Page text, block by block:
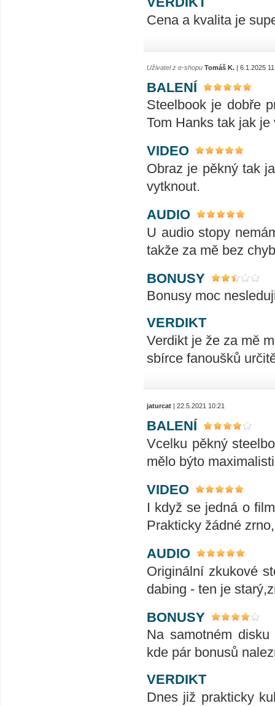
Cena a kvalita je
Uživatel z e-shopu Tomáš K. | 6.1.2025
BALENÍ
Steelbook je dobře
Tom Hanks tak jak
VIDEO
Obraz je pěkný tak
vytknout.
AUDIO
U audio stopy
takže za mě bez
BONUSY
Bonusy moc
VERDIKT
Verdikt je že za mě
sbírce fanoušků
jaturcat | 22.5.2021 10:21
BALENÍ
Vcelku pěkný
mělo býto
VIDEO
I když se jedná o
Prakticky žádné
AUDIO
Originální zkukové
dabing - ten je
BONUSY
Na samotném
kde pár bonusů
VERDIKT
Dnes již prakticky